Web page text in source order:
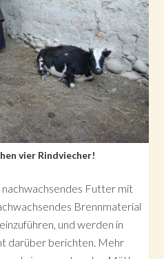
vier Rindviecher!
Futter mit
Brennmaterial
und werden in
darüber berichten. Mehr